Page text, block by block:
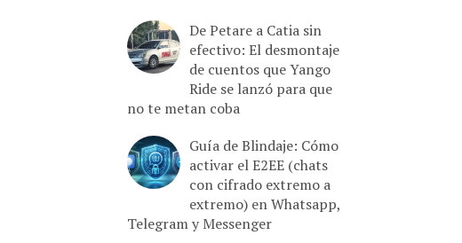
De Petare a Catia sin
efectivo: El desmontaje
de cuentos que Yango
Ride se lanzó para que
no te metan coba
Guía de Blindaje: Cómo
activar el E2EE (chats
con cifrado extremo a
extremo) en Whatsapp,
Telegram y Messenger